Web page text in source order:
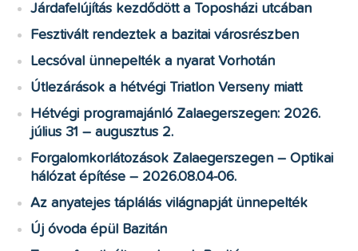
Járdafelújítás kezdődött a Toposházi utcában
Fesztivált rendeztek a bazitai városrészben
Lecsóval ünnepelték a nyarat Vorhotán
Útlezárások a hétvégi Triatlon Verseny miatt
Hétvégi programajánló Zalaegerszegen: 2026.
július 31 – augusztus 2.
Forgalomkorlátozások Zalaegerszegen – Optikai
hálózat építése – 2026.08.04-06.
Az anyatejes táplálás világnapját ünnepelték
Új óvoda épül Bazitán